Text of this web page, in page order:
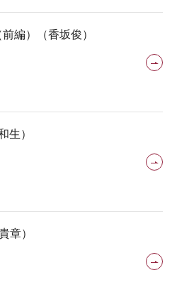
編）（香坂俊）
生）
章）